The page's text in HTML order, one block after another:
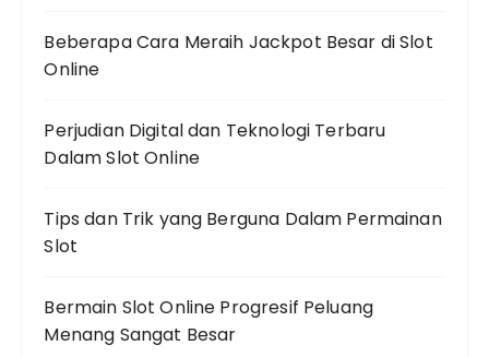
Beberapa Cara Meraih Jackpot Besar di Slot
Online
Perjudian Digital dan Teknologi Terbaru
Dalam Slot Online
Tips dan Trik yang Berguna Dalam Permainan
Slot
Bermain Slot Online Progresif Peluang
Menang Sangat Besar